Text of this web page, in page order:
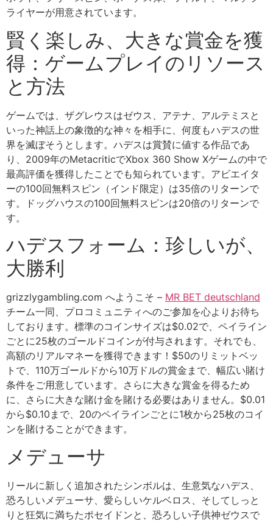
ライヤーが用意されています。
賢く楽しみ、大きな賞金を獲
得：ゲームプレイのリソース
と方法
ゲームでは、ザグレウスはゼウス、アテナ、アルテミスと
いった神話上の象徴的な神々を相手に、何度もハデスの世
界を滅ぼそうとします。ハデスは賞賛に値する作品であ
り、2009年のMetacriticでXbox 360 Show Xゲームの中で
最高評価を獲得したことでも知られています。アビエイタ
ーの100回無料スピン（インド限定）は35倍のリターンで
す。ドッグハウスの100回無料スピンは20倍のリターンで
す。
ハデスフォーム：珍しいが、
大勝利
grizzlygambling.com へようこそ – MR BET deutschland
チーム一同、プロコミュニティへのご参加を心よりお待ち
しております。標準のコインサイズは$0.02で、ペイライン
ごとに25枚のゴールドコインが付与されます。それでも、
高額のリアルマネーを獲得できます！$50のリミットベッ
トで、110万ゴールドから10万ドルの賞金まで、幅広い賭け
条件をご用意しています。さらに大きな賞金を得るため
に、さらに大きな賭け金を賭ける必要はありません。$0.01
から$0.10まで、20のペイラインごとに1枚から25枚のコイ
ンを賭けることができます。
メデューサ
リールに新しく追加されたシンボルは、生意気なハデス、
恐ろしいメデューサ、愛らしいケルベロス、そしてしっと
りと狂気に満ちたポセイドンと、恐ろしい子供神ゼウスで